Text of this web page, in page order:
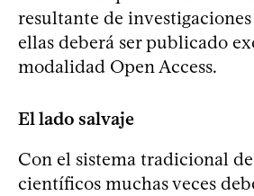
resultante de
ellas deberá ser publicado
modalidad Open Access.
El lado salvaje
Con el sistema tradicional
científicos muchas veces